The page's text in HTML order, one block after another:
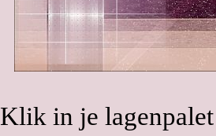
Klik in je lagenpalet